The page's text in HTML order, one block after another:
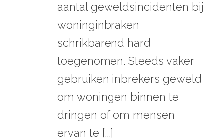
aantal geweldsincidenten bij
woninginbraken
schrikbarend hard
toegenomen. Steeds vaker
gebruiken inbrekers geweld
om woningen binnen te
dringen of om mensen
ervan te [...]